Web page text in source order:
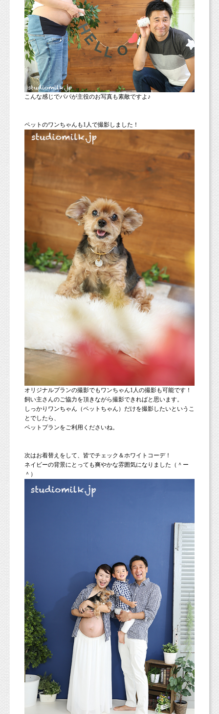
こんな感じでパパが主役のお写真も素敵ですよ♪
ペットのワンちゃんも1人で撮影しました！
オリジナルプランの撮影でもワンちゃん1人の撮影も可能です！
飼い主さんのご協力を頂きながら撮影できればと思います。
しっかりワンちゃん（ペットちゃん）だけを撮影したいというこ
とでしたら、
ペットプランをご利用くださいね。
次はお着替えをして、皆でチェック＆ホワイトコーデ！
ネイビーの背景にとっても爽やかな雰囲気になりました（＾ー
＾）